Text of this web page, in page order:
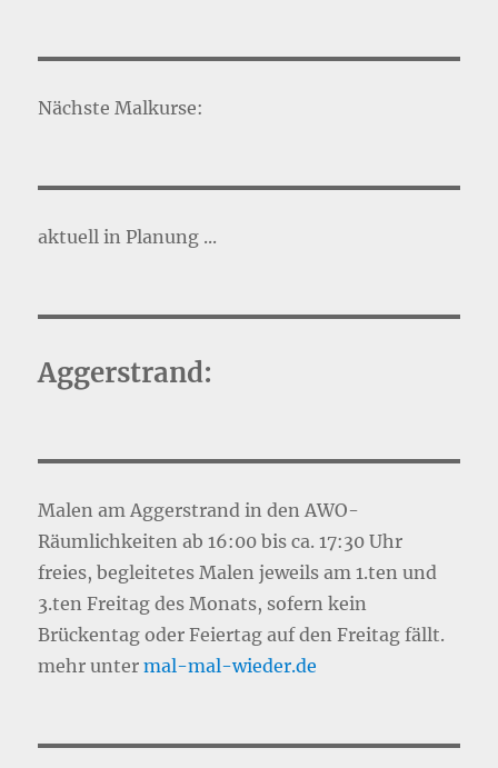
Nächste Malkurse:
aktuell in Planung ...
Aggerstrand:
Malen am Aggerstrand in den AWO-
Räumlichkeiten ab 16:00 bis ca. 17:30 Uhr
freies, begleitetes Malen jeweils am 1.ten und
3.ten Freitag des Monats, sofern kein
Brückentag oder Feiertag auf den Freitag fällt.
mehr untermal-mal-wieder.de